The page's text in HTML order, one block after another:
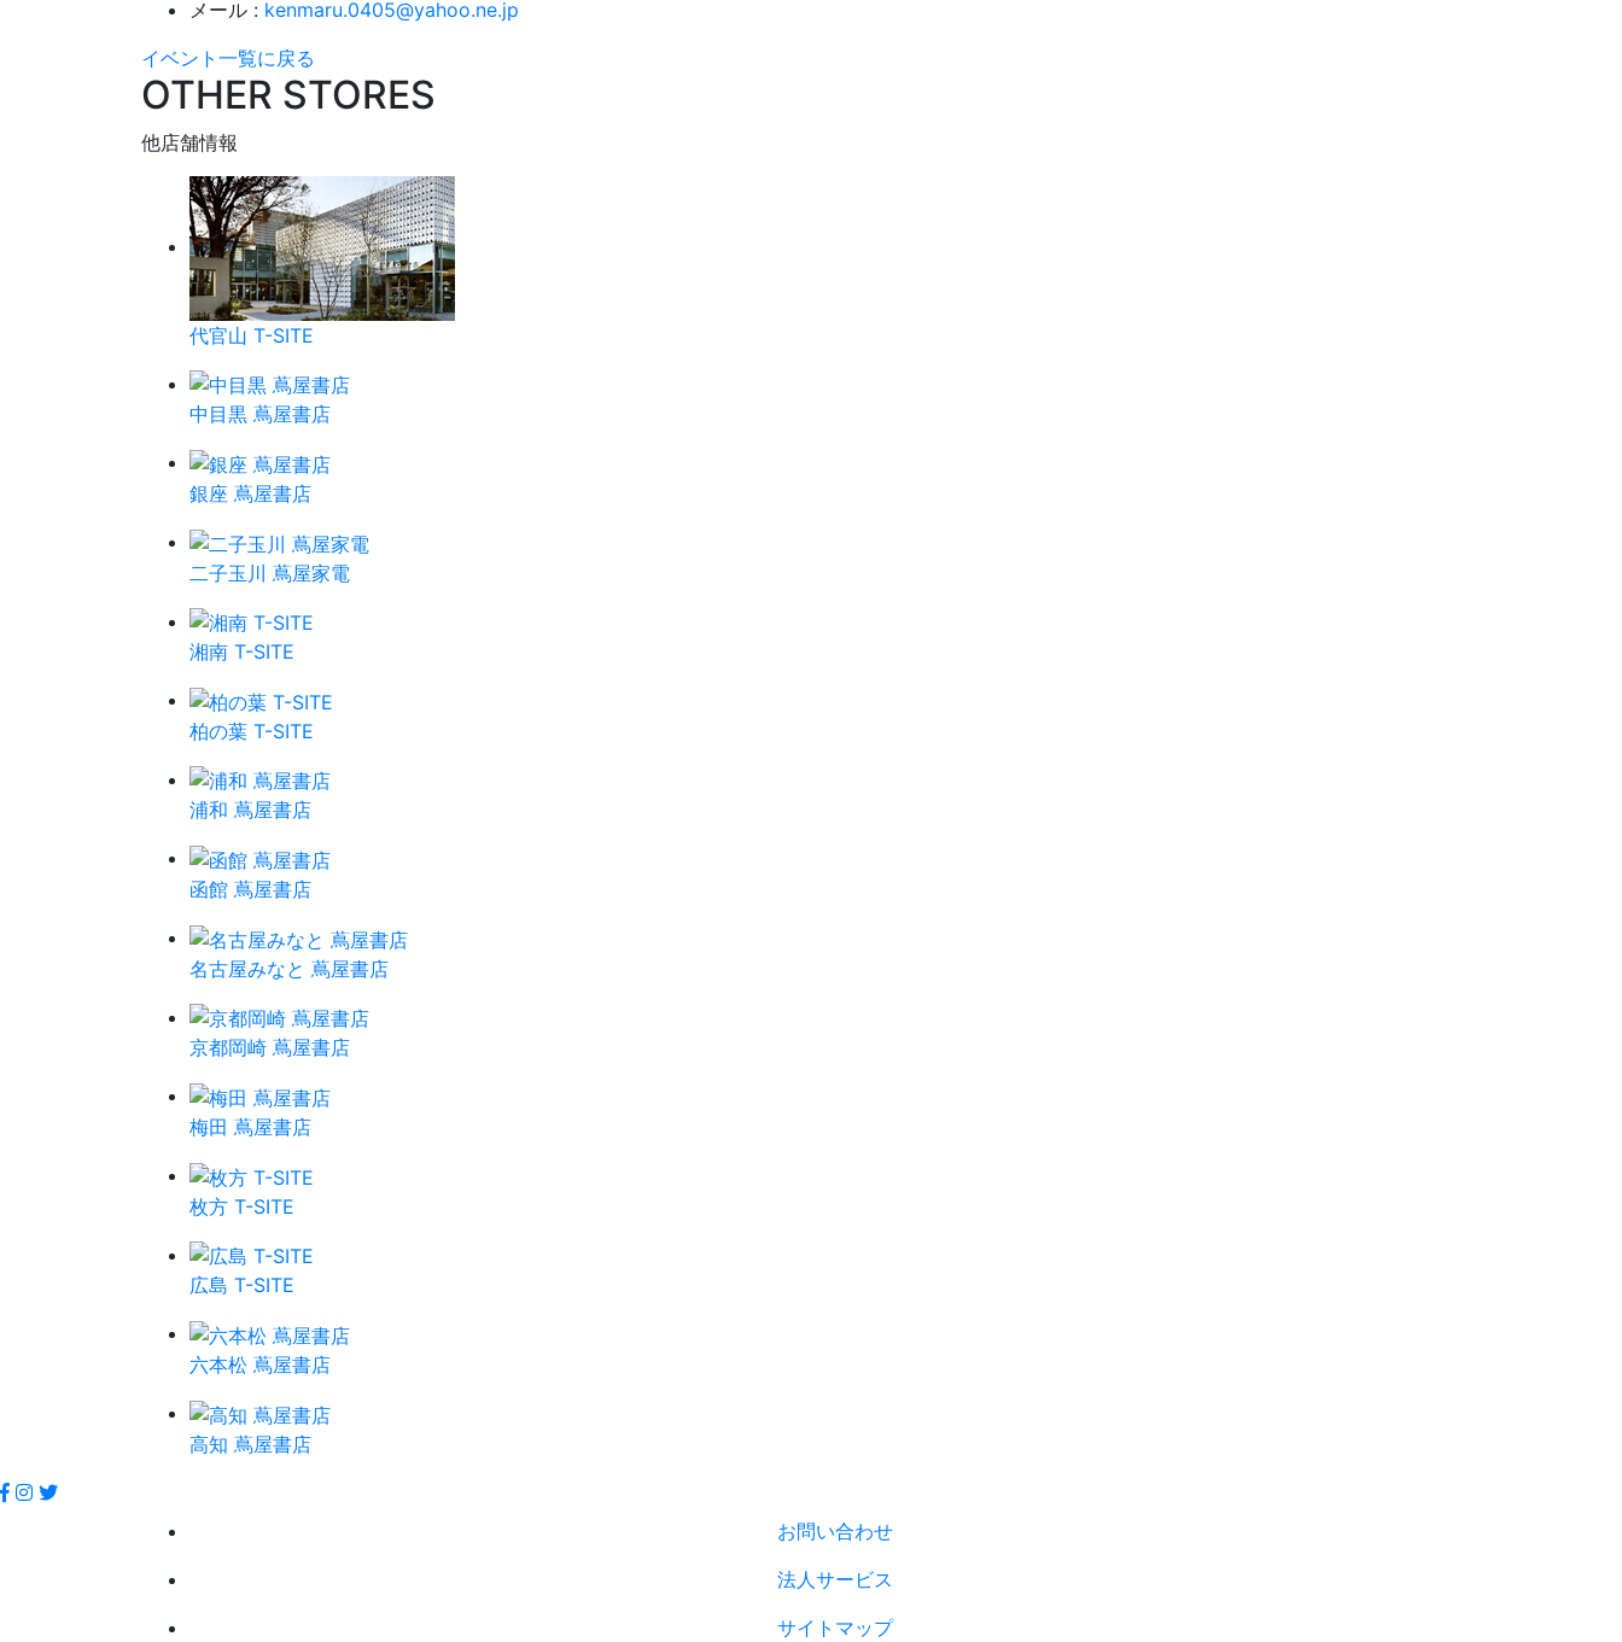
メール : kenmaru.0405@yahoo.ne.jp
イベント一覧に戻る
OTHER STORES
他店舗情報
代官山 T-SITE
中目黒 蔦屋書店
銀座 蔦屋書店
二子玉川 蔦屋家電
湘南 T-SITE
柏の葉 T-SITE
浦和 蔦屋書店
函館 蔦屋書店
名古屋みなと 蔦屋書店
京都岡崎 蔦屋書店
梅田 蔦屋書店
枚方 T-SITE
広島 T-SITE
六本松 蔦屋書店
高知 蔦屋書店
お問い合わせ
法人サービス
サイトマップ